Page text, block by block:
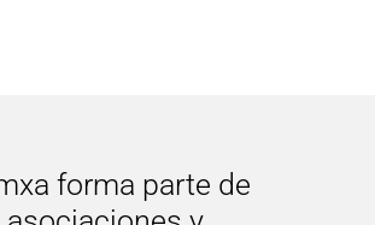
forma parte de